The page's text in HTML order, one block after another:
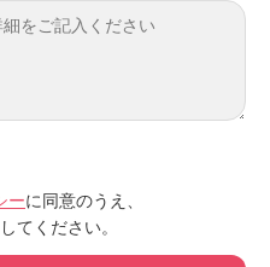
ーに同意のうえ、
てください。